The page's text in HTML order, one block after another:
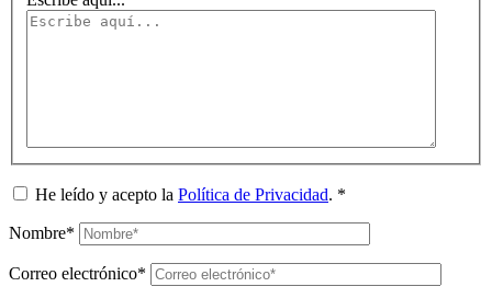
He leído y acepto la Política de Privacidad. *
Nombre*
Correo electrónico*